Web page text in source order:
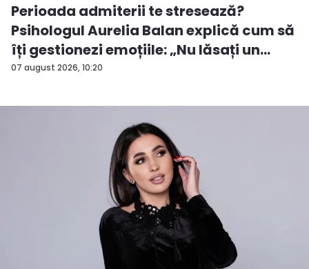
07 august 2026, 10:20
Perioada admiterii te stresează?
Psihologul Aurelia Balan explică cum să
îți gestionezi emoțiile: „Nu lăsați un
rezu...